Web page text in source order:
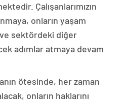
Çalışanlarımızın
onların yaşam
sektördeki diğer
adımlar atmaya devam
ötesinde, her zaman
onların haklarını